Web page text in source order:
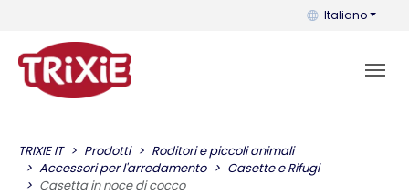
Puoi cambiare
Italiano
TRIXIE IT Prodotti
Roditori e piccoli animali
Accessori per l'arredamento
Casette e Rifugi
Casetta in noce di cocco